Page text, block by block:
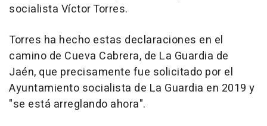
socialista Víctor Torres.
Torres ha hecho estas declaraciones en el
camino de Cueva Cabrera, de La Guardia de
Jaén, que precisamente fue solicitado por el
Ayuntamiento socialista de La Guardia en 2019 y
"se está arreglando ahora".